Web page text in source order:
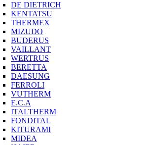
DE DIETRICH
KENTATSU
THERMEX
MIZUDO
BUDERUS
VAILLANT
WERTRUS
BERETTA
DAESUNG
FERROLI
VUTHERM
E.C.A
ITALTHERM
FONDITAL
KITURAMI
MIDEA